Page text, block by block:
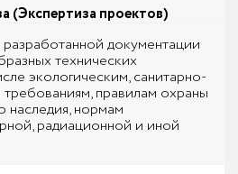
(Экспертиза проектов)
документации
технических
экологическим, санитарно-
правилам охраны
наследия, нормам
радиационной и иной